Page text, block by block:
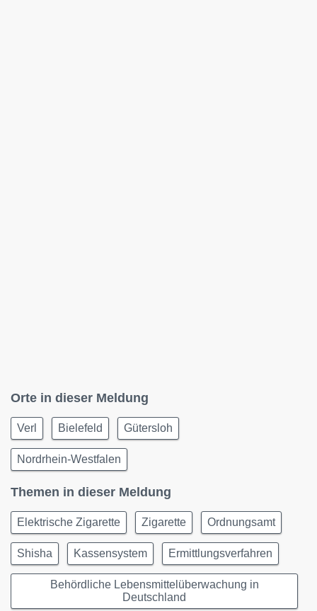
Orte in dieser Meldung
Verl Bielefeld Gütersloh
Nordrhein-Westfalen
Themen in dieser Meldung
Elektrische Zigarette Zigarette Ordnungsamt
Shisha Kassensystem Ermittlungsverfahren
Behördliche Lebensmittelüberwachung in
Deutschland